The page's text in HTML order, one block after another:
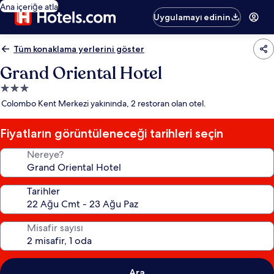
Ana içeriğe atla
Uygulamayı edinin
Tüm konaklama yerlerini göster
Grand Oriental Hotel
3.0
yıldızlı
yeri
Colombo Kent Merkezi yakınında, 2 restoran olan otel.
Fiyatların görüntüleneceği tarihleri seçin
Nereye?
Tarihler
Misafir sayısı